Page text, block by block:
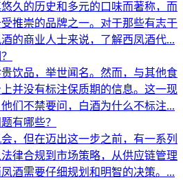
久的历史和多元的口味而著称，而
推崇的品牌之一。对于那些有志于
的商业人士来说，了解西凤酒代...
饮品，举世闻名。然而，与其他食
并没有标注保质期的信息。这一现
们不禁要问，白酒为什么不标注...
有哪些？
，但在迈出这一步之前，有一系列
律合规到市场策略，从供应链管理
酒需要仔细规划和明智的决策。...